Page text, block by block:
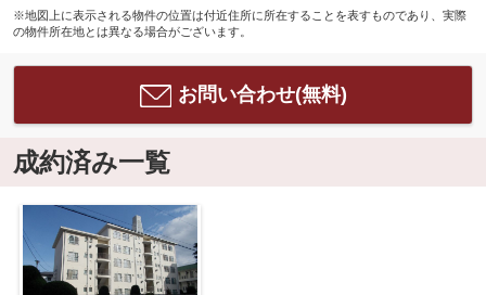
※地図上に表示される物件の位置は付近住所に所在することを表すものであり、実際
の物件所在地とは異なる場合がございます。
お問い合わせ(無料)
成約済み一覧